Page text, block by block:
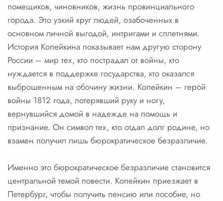
помещиков, чиновников, жизнь провинциального
города. Это узкий круг людей, озабоченных в
основном личной выгодой, интригами и сплетнями.
История Копейкина показывает нам другую сторону
России – мир тех, кто пострадал от войны, кто
нуждается в поддержке государства, кто оказался
выброшенным на обочину жизни. Копейкин – герой
войны 1812 года, потерявший руку и ногу,
вернувшийся домой в надежде на помощь и
признание. Он символ тех, кто отдал долг родине, но
взамен получил лишь бюрократическое безразличие.
Именно это бюрократическое безразличие становится
центральной темой повести. Копейкин приезжает в
Петербург, чтобы получить пенсию или пособие, но